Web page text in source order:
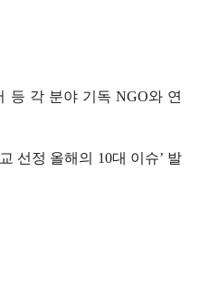
등 각 분야 기독 NGO와 연
선정 올해의 10대 이슈’ 발